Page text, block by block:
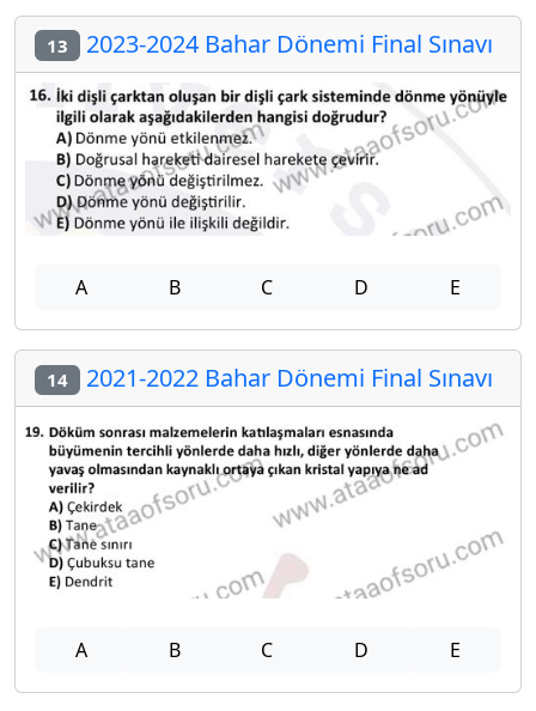
13 2023-2024 Bahar Dönemi Final Sınavı
A B C D E
14 2021-2022 Bahar Dönemi Final Sınavı
A B C D E